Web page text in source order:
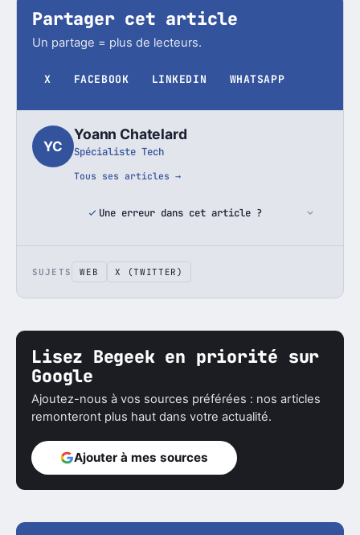
Partager cet article
Un partage = plus de lecteurs.
X FACEBOOK LINKEDIN WHATSAPP
YC
Yoann Chatelard
Spécialiste Tech
Tous ses articles →
Une erreur dans cet article ?
SUJETS WEB X (TWITTER)
Lisez Begeek en priorité sur
Google
Ajoutez-nous à vos sources préférées : nos articles
remonteront plus haut dans votre actualité.
Ajouter à mes sources